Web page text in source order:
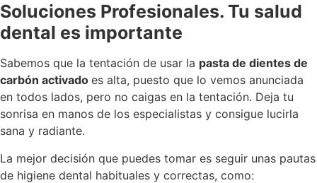
Soluciones Profesionales. Tu salud
dental es importante
Sabemos que la tentación de usar la pasta de dientes de
carbón activado es alta, puesto que lo vemos anunciada
en todos lados, pero no caigas en la tentación. Deja tu
sonrisa en manos de los especialistas y consigue lucirla
sana y radiante.
La mejor decisión que puedes tomar es seguir unas pautas
de higiene dental habituales y correctas, como: